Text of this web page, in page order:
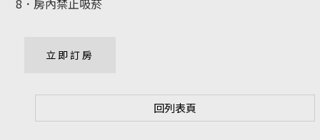
8．房內禁止吸菸
立即訂房
回列表頁